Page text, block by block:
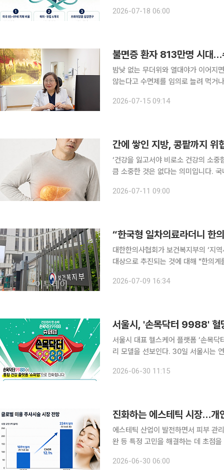
지난 수십 년간 꾸준히 감소한 것으로
2026-07-18 06:00
불면증 환자 813만명 시대…
밤낮 없는 무더위와 열대야가 이어지
않는다고 수면제를 임의로 늘려 먹거
력이 흐려진 상태에서 직접 차량을 운
2026-07-15 09:14
간에 쌓인 지방, 콩팥까지
‘건강을 잃고서야 비로소 건강의 소
큼 소중한 것은 없다는 의미입니다.
환을 넘어 신장 건강에도 영향을 미친
2026-07-11 09:00
대한한의사협회가 보건복지부의 ‘지
대상으로 추진되는 것에 대해 "한의계
역 일차의료를 담당하는 한의사와 한
2026-07-09 16:34
서울시, '손목닥터 9988' 혈
서울시 대표 헬스케어 플랫폼 ‘손목
리 모델을 선보인다. 30일 서울시는 연속혈당측정기(CGM) 할인 구매와 전문가 상담을 지원해 시
다. 최근 젊은 층 사이에서 혈당 스
2026-06-30 11:15
진화하는 에스테틱 시장…개
에스테틱 산업이 발전하면서 피부 관
완 등 특정 고민을 해결하는 데 초점
수분 환경 변화 등 다양한 원인으로
2026-06-30 06:00